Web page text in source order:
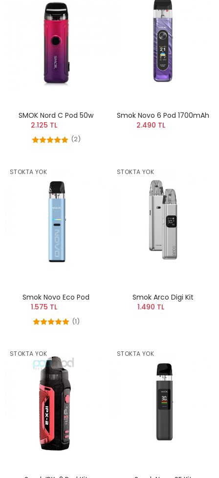
SMOK Nord C Pod 50w
2.125 TL
(2)
Smok Novo 6 Pod 1700mAh
2.490 TL
STOKTA YOK
Smok Novo Eco Pod
1.575 TL
(1)
STOKTA YOK
Smok Arco Digi Kit
1.490 TL
STOKTA YOK STOKTA YOK